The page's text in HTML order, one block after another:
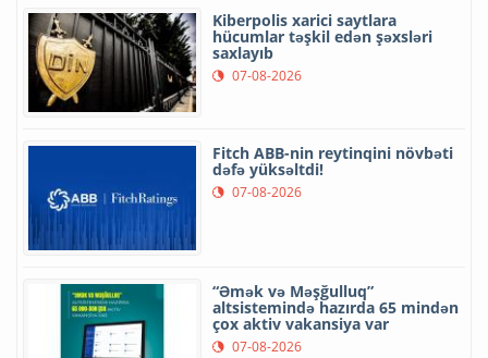
Kiberpolis xarici saytlara
hücumlar təşkil edən şəxsləri
saxlayıb
07-08-2026
Fitch ABB-nin reytinqini növbəti
dəfə yüksəltdi!
07-08-2026
“Əmək və Məşğulluq”
altsistemində hazırda 65 mindən
çox aktiv vakansiya var
07-08-2026